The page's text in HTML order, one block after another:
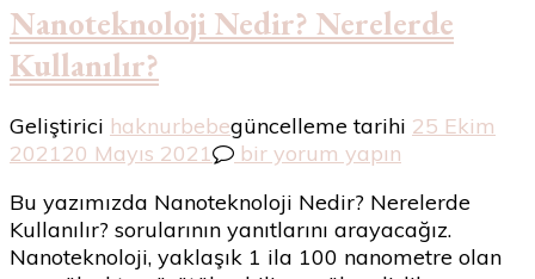
Nanoteknoloji Nedir? Nerelerde
Kullanılır?
Geliştirici haknurbebegüncelleme tarihi 25 Ekim
202120 Mayıs 2021
Nanoteknoloji
Nerelerde
Kullanılır?
için
bir yorum yapın
Bu yazımızda Nanoteknoloji Nedir? Nerelerde
Kullanılır? sorularının yanıtlarını arayacağız.
Nanoteknoloji, yaklaşık 1 ila 100 nanometre olan